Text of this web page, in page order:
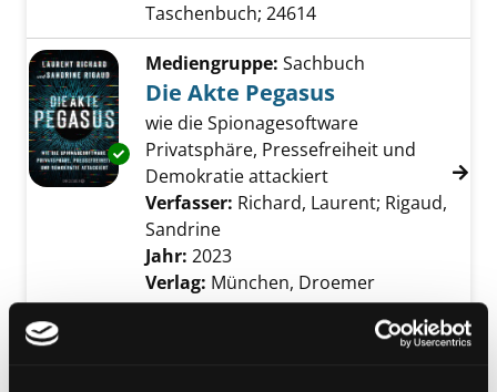
Taschenbuch; 24614
Exemplar-Details von Die Akte Pegasus
Mediengruppe: Sachbuch
Die Akte Pegasus
wie die Spionagesoftware
Privatsphäre, Pressefreiheit und
Demokratie attackiert
Verfasser: Richard, Laurent; Rigaud,
Sandrine
Jahr: 2023
Verlag: München, Droemer